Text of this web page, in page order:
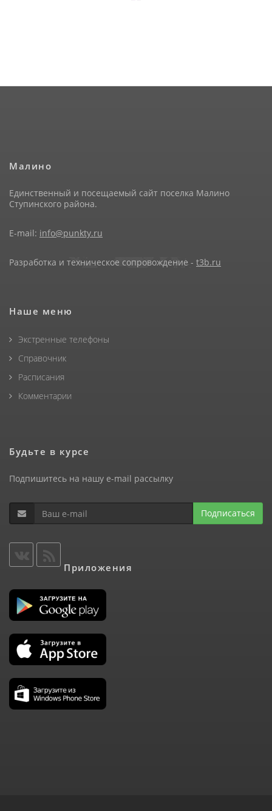
Малино
Единственный и посещаемый сайт поселка Малино
Ступинского района.
E-mail: info@punkty.ru
Разработка и техническое сопровождение - t3b.ru
Наше меню
Экстренные телефоны
Справочник
Расписания
Комментарии
Будьте в курсе
Подпишитесь на нашу e-mail рассылку
Подписаться
Приложения